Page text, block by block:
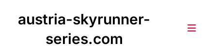
austria-skyrunner-
series.com